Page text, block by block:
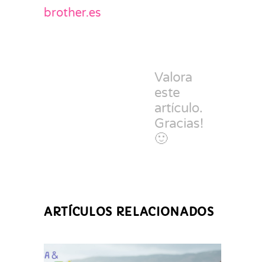
brother.es
Valora
este
artículo.
Gracias!
🙂
ARTÍCULOS RELACIONADOS